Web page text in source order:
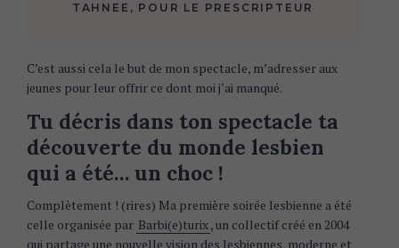
TAHNEE, POUR LE PRESCRIPTEUR
C’est aussi cela le but de mon spectacle, m’adresser aux
jeunes pour leur offrir ce dont moi j’ai manqué.
Tu décris dans ton spectacle ta
découverte du monde lesbien
qui a été… un choc !
Complètement ! (rires) Ma première soirée lesbienne a été
celle organisée par Barbi(e)turix, un collectif créé en 2004
qui partage une nouvelle vision des lesbiennes, moderne et